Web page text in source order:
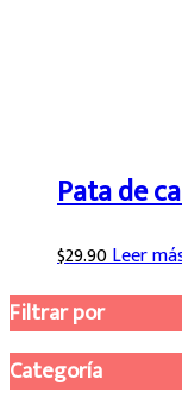
Pata de
$29.90Leer
Filtrar por
Categoría